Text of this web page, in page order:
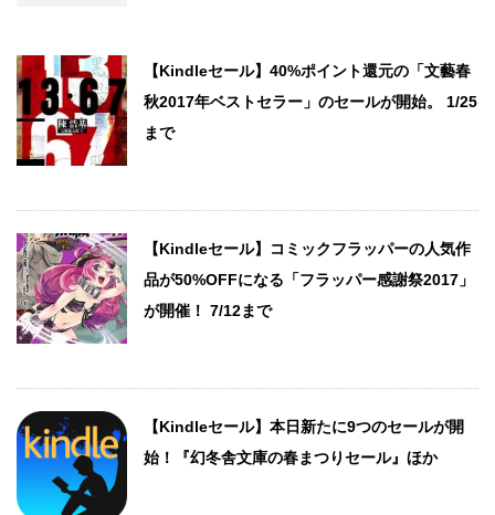
【Kindleセール】40%ポイント還元の「文藝春
秋2017年ベストセラー」のセールが開始。 1/25
まで
【Kindleセール】コミックフラッパーの人気作
品が50%OFFになる「フラッパー感謝祭2017」
が開催！ 7/12まで
【Kindleセール】本日新たに9つのセールが開
始！『幻冬舎文庫の春まつりセール』ほか